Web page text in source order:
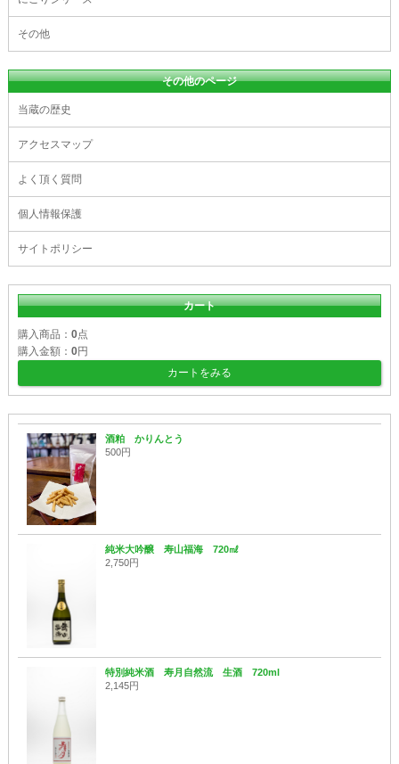
その他
その他のページ
当蔵の歴史
アクセスマップ
よく頂く質問
個人情報保護
サイトポリシー
カート
購入商品： 0点
購入金額： 0円
カートをみる
酒粕 かりんとう
500円
純米大吟醸 寿山福海 720㎖
2,750円
特別純米酒 寿月自然流 生酒 720ml
2,145円